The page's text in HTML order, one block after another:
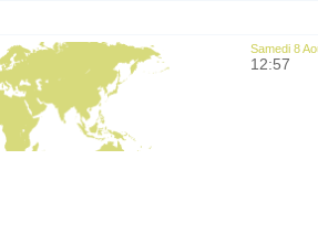
Samedi 8
12:57